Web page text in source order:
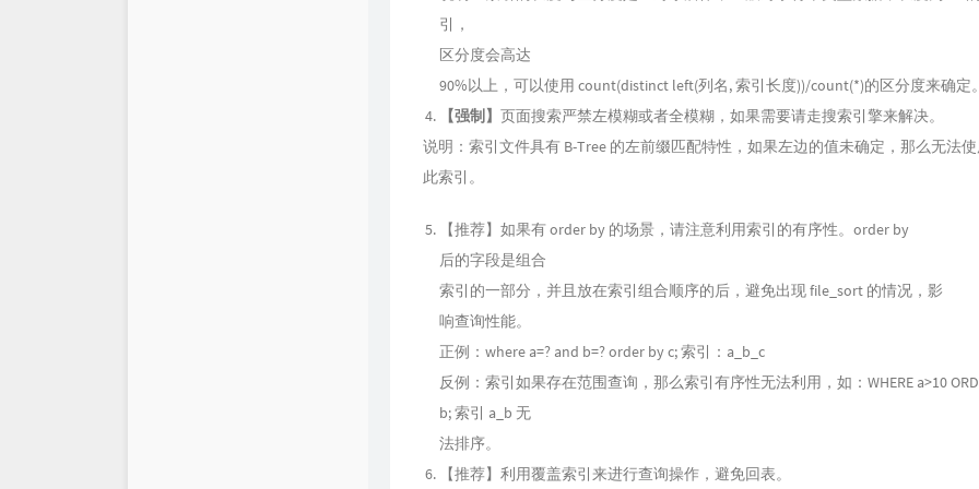
引，
区分度会高达
90%以上，可以使用 count(distinct left(列名, 索引长度))/count(*)的区分度来确定。
【强制】 页面搜索严禁左模糊或者全模糊，如果需要请走搜索引擎来解决。
说明：索引文件具有 B-Tree 的左前缀匹配特性，如果左边的值未确定，那么无法
此索引。
【推荐】如果有 order by 的场景，请注意利用索引的有序性。order by
后的字段是组合
索引的一部分，并且放在索引组合顺序的后，避免出现 file_sort 的情况，影
响查询性能。
正例：where a=? and b=? order by c; 索引：a_b_c
反例：索引如果存在范围查询，那么索引有序性无法利用，如：WHERE a>10
b; 索引 a_b 无
法排序。
【推荐】利用覆盖索引来进行查询操作，避免回表。